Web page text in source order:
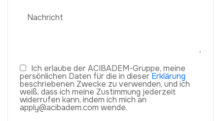
Ich erlaube der ACIBADEM-Gruppe, meine
persönlichen Daten für die in dieser Erklärung
beschriebenen Zwecke zu verwenden, und ich
weiß, dass ich meine Zustimmung jederzeit
widerrufen kann, indem ich mich an
apply@acibadem.com wende.